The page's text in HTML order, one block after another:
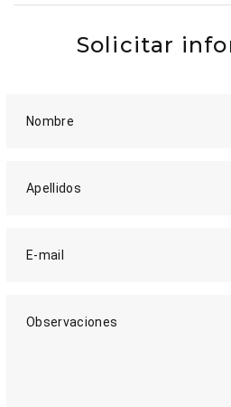
Solicitar
Nombre
Apellidos
E-mail
Observaciones